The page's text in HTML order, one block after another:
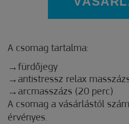
A csomag tartalma:
fürdőjegy
antistressz relax
arcmasszázs (20 perc)
A csomag a vásárlástól
érvényes.